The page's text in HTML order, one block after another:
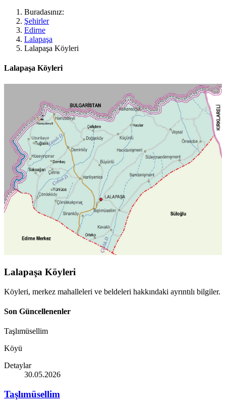
Buradasınız:
Şehirler
Edirne
Lalapaşa
Lalapaşa Köyleri
Lalapaşa Köyleri
Lalapaşa Köyleri
Köyleri, merkez mahalleleri ve beldeleri hakkındaki ayrıntılı bilgiler.
Son Güncellenenler
Taşlımüsellim
Köyü
Detaylar
30.05.2026
Taşlımüsellim